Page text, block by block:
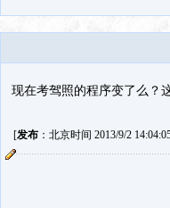
现在考驾照的程序变了么？
[发布：北京时间 2013/9/2